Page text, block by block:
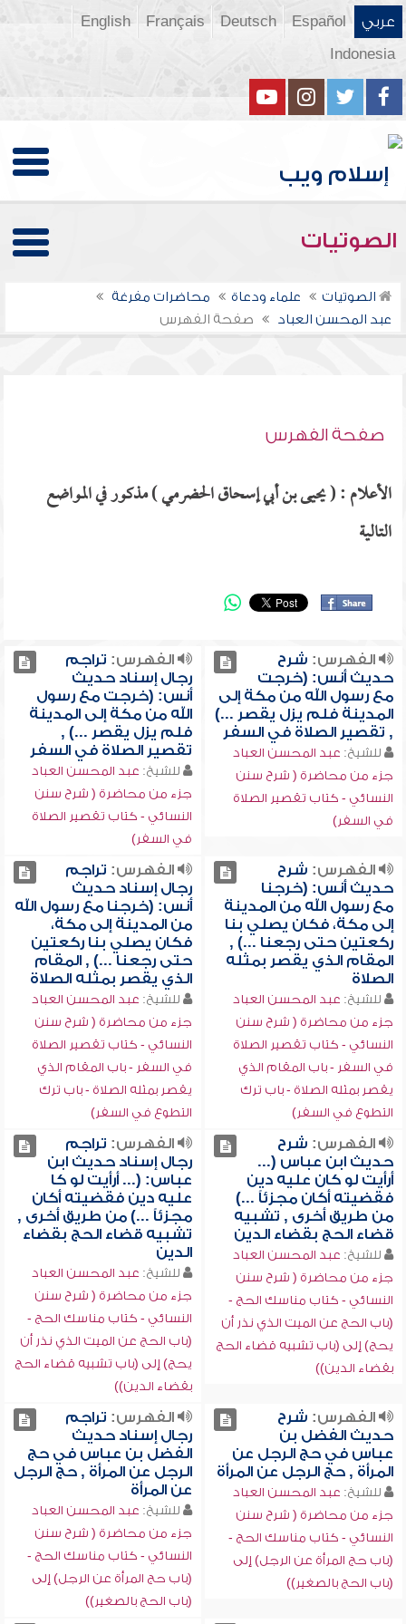
عربي Español
Deutsch
Français
English
Indonesia
الصوتيات
الصوتيات علماء ودعاة
محاضرات مفرغة
عبد المحسن العباد
صفحة الفهرس
صفحة الفهرس
الأعلام : ( يحيى بن أبي إسحاق الحضرمي ) مذكور في المواضع
التالية
الفهرس: شرح
حديث أنس: (خرجت
مع رسول الله من مكة إلى
المدينة فلم يزل يقصر ...)
, تقصير الصلاة في السفر
للشيخ: عبد المحسن العباد
جزء من محاضرة ( شرح سنن
النسائي - كتاب تقصير الصلاة
في السفر)
الفهرس: تراجم
رجال إسناد حديث
أنس: (خرجت مع رسول
الله من مكة إلى المدينة
فلم يزل يقصر ...) ,
تقصير الصلاة في السفر
للشيخ: عبد المحسن العباد
جزء من محاضرة ( شرح سنن
النسائي - كتاب تقصير الصلاة
في السفر)
الفهرس: شرح
حديث أنس: (خرجنا
مع رسول الله من المدينة
إلى مكة، فكان يصلي بنا
ركعتين حتى رجعنا ...) ,
المقام الذي يقصر بمثله
الصلاة
للشيخ: عبد المحسن العباد
جزء من محاضرة ( شرح سنن
النسائي - كتاب تقصير الصلاة
في السفر - باب المقام الذي
يقصر بمثله الصلاة - باب ترك
التطوع في السفر)
الفهرس: تراجم
رجال إسناد حديث
أنس: (خرجنا مع رسول الله
من المدينة إلى مكة،
فكان يصلي بنا ركعتين
حتى رجعنا ...) , المقام
الذي يقصر بمثله الصلاة
للشيخ: عبد المحسن العباد
جزء من محاضرة ( شرح سنن
النسائي - كتاب تقصير الصلاة
في السفر - باب المقام الذي
يقصر بمثله الصلاة - باب ترك
التطوع في السفر)
الفهرس: شرح
حديث ابن عباس (...
أرأيت لو كان عليه دين
فقضيته أكان مجزئاً ...)
من طريق أخرى , تشبيه
قضاء الحج بقضاء الدين
للشيخ: عبد المحسن العباد
جزء من محاضرة ( شرح سنن
النسائي - كتاب مناسك الحج -
(باب الحج عن الميت الذي نذر أن
يحج) إلى (باب تشبيه قضاء الحج
بقضاء الدين))
الفهرس: تراجم
رجال إسناد حديث ابن
عباس: (... أرأيت لو كا
عليه دين فقضيته أكان
مجزئاً ...) من طريق أخرى ,
تشبيه قضاء الحج بقضاء
الدين
للشيخ: عبد المحسن العباد
جزء من محاضرة ( شرح سنن
النسائي - كتاب مناسك الحج -
(باب الحج عن الميت الذي نذر أن
يحج) إلى (باب تشبيه قضاء الحج
بقضاء الدين))
الفهرس: شرح
حديث الفضل بن
عباس في حج الرجل عن
المرأة , حج الرجل عن المرأة
للشيخ: عبد المحسن العباد
جزء من محاضرة ( شرح سنن
النسائي - كتاب مناسك الحج -
(باب حج المرأة عن الرجل) إلى
(باب الحج بالصغير))
الفهرس: تراجم
رجال إسناد حديث
الفضل بن عباس في حج
الرجل عن المرأة , حج الرجل
عن المرأة
للشيخ: عبد المحسن العباد
جزء من محاضرة ( شرح سنن
النسائي - كتاب مناسك الحج -
(باب حج المرأة عن الرجل) إلى
(باب الحج بالصغير))